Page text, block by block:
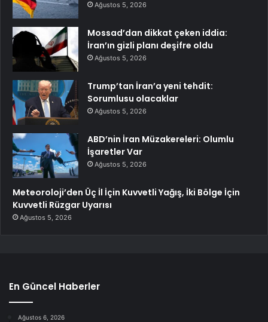
Ağustos 5, 2026
Mossad’dan dikkat çeken iddia:
İran’ın gizli planı deşifre oldu
Ağustos 5, 2026
Trump’tan İran’a yeni tehdit:
Sorumlusu olacaklar
Ağustos 5, 2026
ABD’nin İran Müzakereleri: Olumlu
İşaretler Var
Ağustos 5, 2026
Meteoroloji’den Üç İl İçin Kuvvetli Yağış, İki Bölge İçin
Kuvvetli Rüzgar Uyarısı
Ağustos 5, 2026
En Güncel Haberler
Ağustos 6, 2026